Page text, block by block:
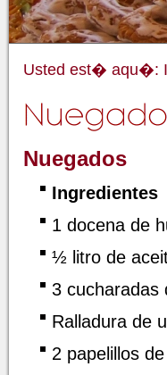
Usted est� aqu�:
Nuegados
Ingredientes
1 docena de
½ litro de
3 cucharadas
Ralladura de
2 papelillos